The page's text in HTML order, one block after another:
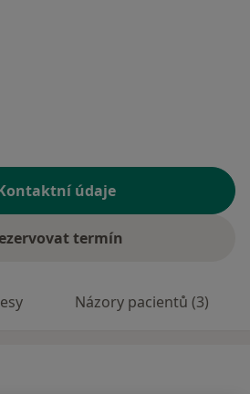
údaje
termín
Názory pacientů (3)